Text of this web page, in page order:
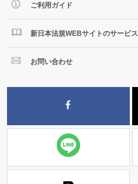
ご利用ガイド
新日本法規WEBサイトのサービス
お問い合わせ